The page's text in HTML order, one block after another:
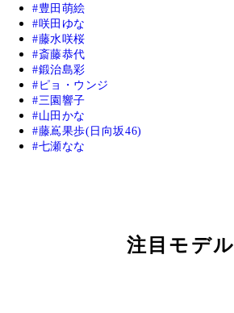
豊田萌絵
咲田ゆな
藤水咲桜
斎藤恭代
鍛治島彩
ピョ・ウンジ
三園響子
山田かな
藤嶌果歩(日向坂46)
七瀬なな
注目モデル